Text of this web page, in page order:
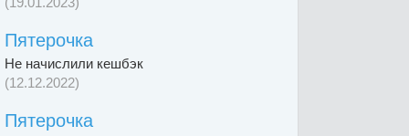
Пятерочка
Не начислили кешбэк
(12.12.2022)
Пятерочка